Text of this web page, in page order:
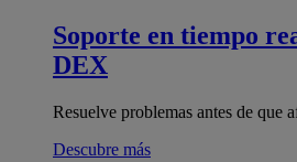
Soporte en tiempo
DEX
Resuelve problemas antes de que
Descubre más